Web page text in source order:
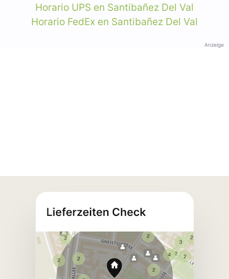
Horario UPS en Santibañez Del Val
Horario FedEx en Santibañez Del Val
Anzeige